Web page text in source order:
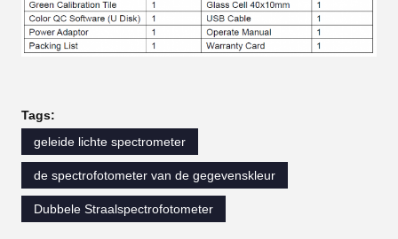
Tags:
geleide lichte spectrometer
de spectrofotometer van de gegevenskleur
Dubbele Straalspectrofotometer